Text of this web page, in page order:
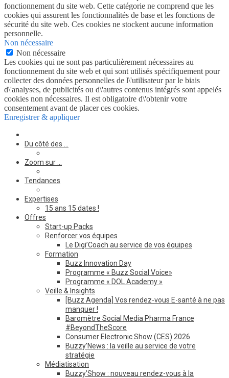
fonctionnement du site web. Cette catégorie ne comprend que les
cookies qui assurent les fonctionnalités de base et les fonctions de
sécurité du site web. Ces cookies ne stockent aucune information
personnelle.
Non nécessaire
Non nécessaire
Les cookies qui ne sont pas particulièrement nécessaires au
fonctionnement du site web et qui sont utilisés spécifiquement pour
collecter des données personnelles de l\'utilisateur par le biais
d\'analyses, de publicités ou d\'autres contenus intégrés sont appelés
cookies non nécessaires. Il est obligatoire d\'obtenir votre
consentement avant de placer ces cookies.
Enregistrer & appliquer
Du côté des …
Zoom sur …
Tendances
Expertises
15 ans 15 dates !
Offres
Start-up Packs
Renforcer vos équipes
Le Digi’Coach au service de vos équipes
Formation
Buzz Innovation Day
Programme « Buzz Social Voice»
Programme « DOL Academy »
Veille & Insights
[Buzz Agenda] Vos rendez-vous E-santé à ne pas
manquer !
Baromètre Social Media Pharma France
#BeyondTheScore
Consumer Electronic Show (CES) 2026
Buzzy’News : la veille au service de votre
stratégie
Médiatisation
Buzzy’Show : nouveau rendez-vous à la